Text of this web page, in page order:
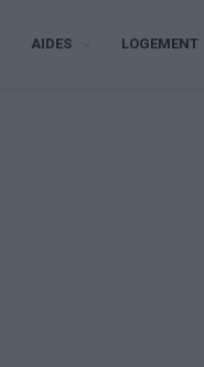
AIDES LOGEMENT